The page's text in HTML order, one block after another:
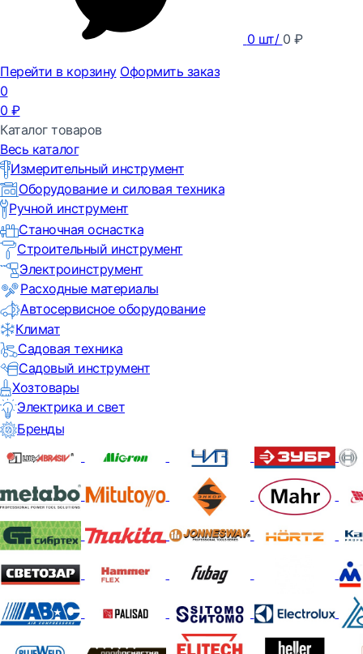
0 шт/ 0 ₽
Перейти в корзину Оформить заказ
0
0 ₽
Каталог товаров
Весь каталог
Измерительный инструмент
Оборудование и силовая техника
Ручной инструмент
Станочная оснастка
Строительный инструмент
Электроинструмент
Расходные материалы
Автосервисное оборудование
Климат
Садовая техника
Садовый инструмент
Хозтовары
Электрика и свет
Бренды